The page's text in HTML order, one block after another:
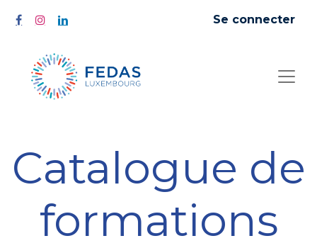
Se connecter
Catalogue de
formations